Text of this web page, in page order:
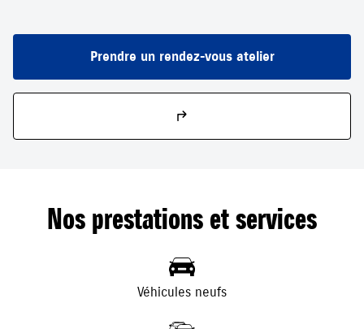
Prendre un rendez-vous atelier
Nos prestations et services
Véhicules neufs